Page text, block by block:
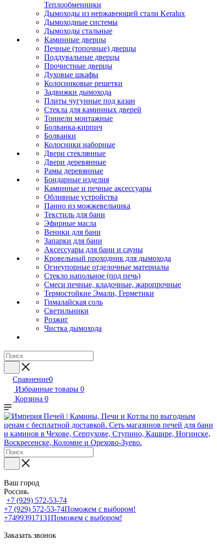
Теплообменники
Дымоходы из нержавеющей стали Keralux
Дымоходные системы
Дымоходы стальные
Каминные дверцы
Печные (топочные) дверцы
Поддувальные дверцы
Прочистные дверцы
Духовые шкафы
Колосниковые решетки
Задвижки дымохода
Плиты чугунные под казан
Стекла для каминных дверей
Тоннели монтажные
Болванка-кирпич
Болванки
Колосники наборные
Двери стеклянные
Двери деревянные
Рамы деревянные
Бондарные изделия
Каминные и печные аксессуары
Обливные устройства
Панно из можжевельника
Текстиль для бани
Эфирные масла
Веники для бани
Запарки для бани
Аксессуары для бани и сауны
Кровельный проходник для дымохода
Огнеупорные отделочные материалы
Стекло напольное (под печь)
Смеси печные, кладочные, жаропрочные
Термостойкие Эмали, Герметики
Гималайская соль
Светильники
Розжиг
Чистка дымохода
Сравнение0
Избранные товары 0
Корзина 0
Ваш город
Россия
+7 (929) 572-53-74
+7 (929) 572-53-74Поможем с выбором!
+74993917131Поможем с выбором!
Заказать звонок